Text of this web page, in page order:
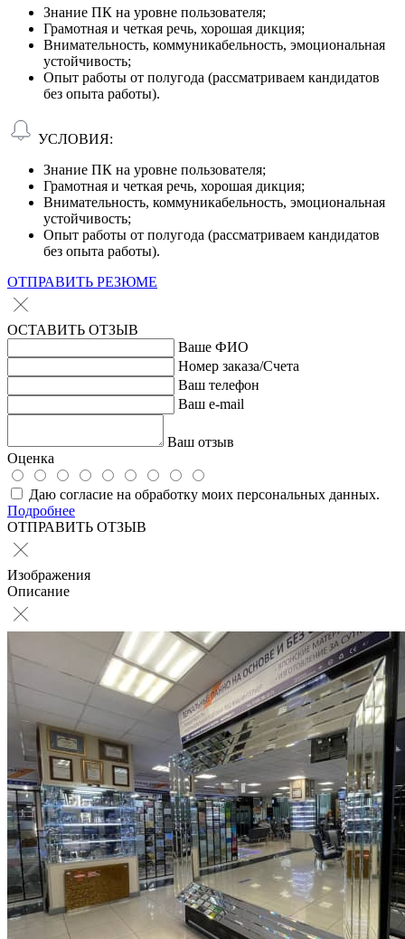
Знание ПК на уровне пользователя;
Грамотная и четкая речь, хорошая дикция;
Внимательность, коммуникабельность, эмоциональная
устойчивость;
Опыт работы от полугода (рассматриваем кандидатов
без опыта работы).
УСЛОВИЯ:
Знание ПК на уровне пользователя;
Грамотная и четкая речь, хорошая дикция;
Внимательность, коммуникабельность, эмоциональная
устойчивость;
Опыт работы от полугода (рассматриваем кандидатов
без опыта работы).
ОТПРАВИТЬ РЕЗЮМЕ
ОСТАВИТЬ ОТЗЫВ
Ваше ФИО
Номер заказа/Счета
Ваш телефон
Ваш e-mail
Ваш отзыв
Оценка
Даю согласие на обработку моих персональных данных.
Подробнее
ОТПРАВИТЬ ОТЗЫВ
Изображения
Описание